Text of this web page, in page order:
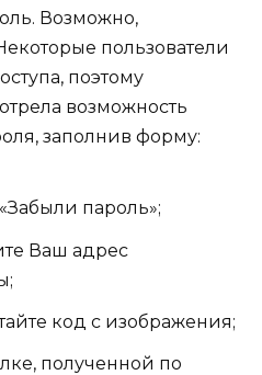
Возможно,
пользователи
поэтому
возможность
заполнив форму:
пароль»;
Ваш адрес
код с изображения;
полученной по